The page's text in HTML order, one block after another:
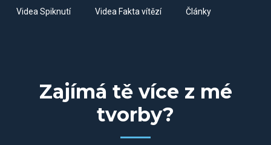
Videa Spiknutí Videa Fakta vítězí Články
Zajímá tě více z mé
tvorby?